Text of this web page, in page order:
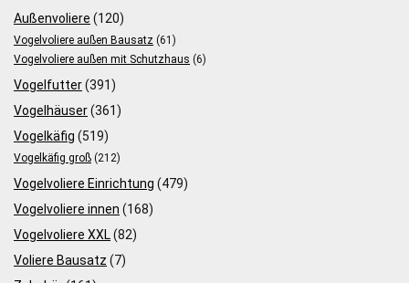
Außenvoliere (120)
Vogelvoliere außen Bausatz (61)
Vogelvoliere außen mit Schutzhaus (6)
Vogelfutter(391)
Vogelhäuser(361)
Vogelkäfig (519)
Vogelkäfig groß (212)
Vogelvoliere Einrichtung (479)
Vogelvoliere innen (168)
Vogelvoliere XXL(82)
Voliere Bausatz (7)